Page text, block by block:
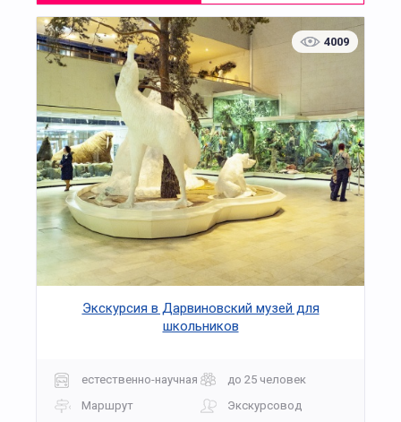
4009
Экскурсия в Дарвиновский музей для
школьников
естественно-научная
до 25 человек
Маршрут
Экскурсовод